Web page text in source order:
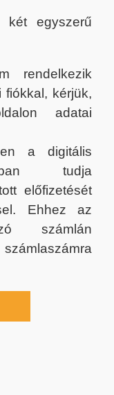
két egyszerű
rendelkezik
fiókkal, kérjük,
adatai
a digitális
tudja
előfizetését
Ehhez az
számlán